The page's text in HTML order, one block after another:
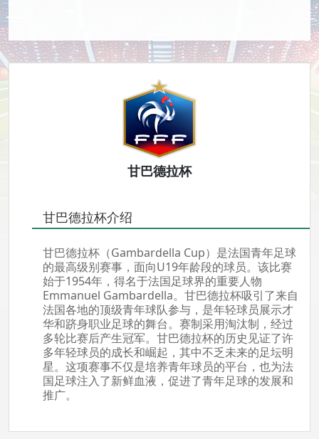
甘巴德拉杯
甘巴德拉杯介绍
甘巴德拉杯（Gambardella Cup）是法国青年足球
的最高级别赛事，面向U19年龄段的球员。该比赛
始于1954年，得名于法国足球界的重要人物
Emmanuel Gambardella。甘巴德拉杯吸引了来自
法国各地的顶级青年球队参与，是年轻球员展示才
华和跻身职业足球的舞台。赛制采用淘汰制，经过
多轮比赛后产生冠军。甘巴德拉杯的历史见证了许
多年轻球员的成长和崛起，其中不乏未来的足坛明
星。这项赛事不仅是培养青年球员的平台，也为法
国足球注入了新鲜血液，促进了青年足球的发展和
推广。